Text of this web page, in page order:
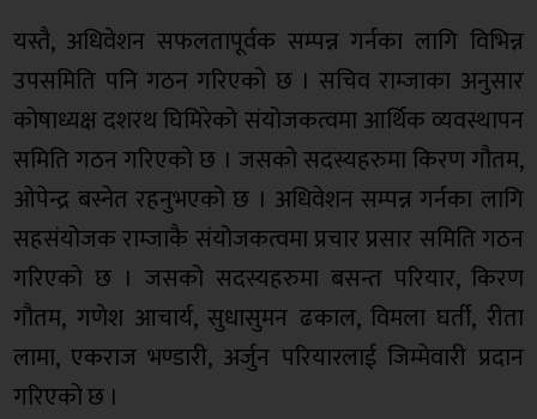
यस्तै, अधिवेशन सफलतापूर्वक सम्पन्न गर्नका लागि विभिन्न
उपसमिति पनि गठन गरिएको छ । सचिव राम्जाका अनुसार
कोषाध्यक्ष दशरथ घिमिरेको संयोजकत्वमा आर्थिक व्यवस्थापन
समिति गठन गरिएको छ । जसको सदस्यहरुमा किरण गौतम,
ओपेन्द्र बस्नेत रहनुभएको छ । अधिवेशन सम्पन्न गर्नका लागि
सहसंयोजक राम्जाकै संयोजकत्वमा प्रचार प्रसार समिति गठन
गरिएको छ । जसको सदस्यहरुमा बसन्त परियार, किरण
गौतम, गणेश आचार्य, सुधासुमन ढकाल, विमला घर्ती, रीता
लामा, एकराज भण्डारी, अर्जुन परियारलाई जिम्मेवारी प्रदान
गरिएको छ ।